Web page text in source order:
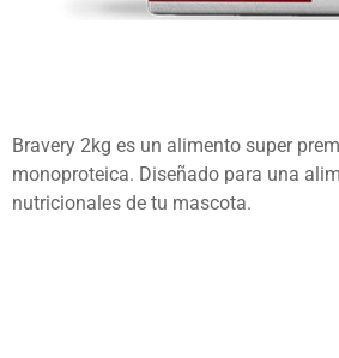
Bravery 2kg es un alimento super
monoproteica. Diseñado para una
nutricionales de tu mascota.